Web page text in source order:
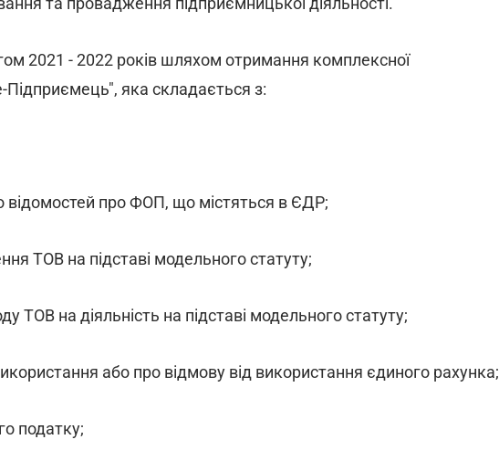
2021 - 2022 років шляхом отримання комплексної
Підприємець", яка складається з:
відомостей про ФОП, що містяться в ЄДР;
ТОВ на підставі модельного статуту;
ТОВ на діяльність на підставі модельного статуту;
або про відмову від використання єдиного рахунка;
податку;